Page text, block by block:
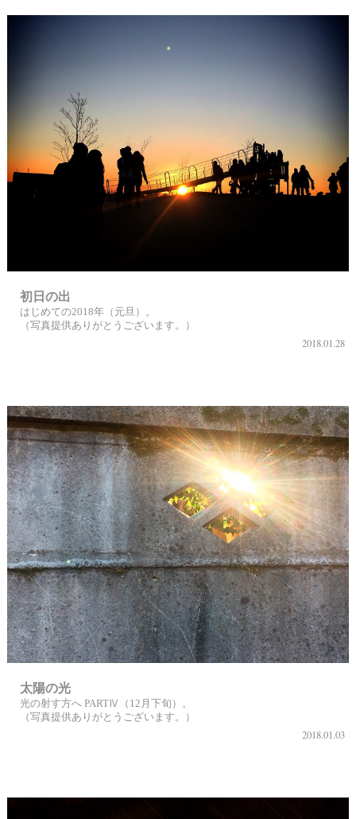
初日の出
はじめての2018年（元旦）。
（写真提供ありがとうございます。）
2018.01.28
太陽の光
光の射す方へ PARTⅣ（12月下旬）。
（写真提供ありがとうございます。）
2018.01.03